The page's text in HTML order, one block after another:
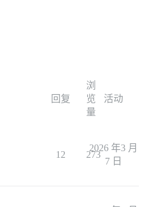
回复
浏
览
量
活动
12 273
2026 年3 月
7 日